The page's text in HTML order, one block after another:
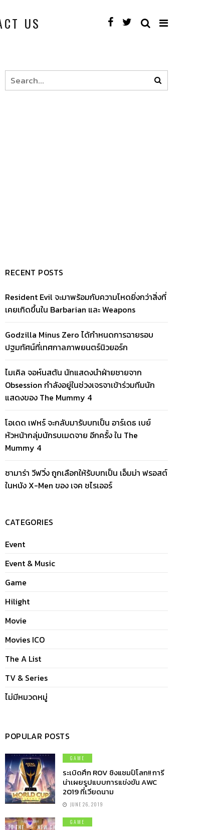
US
RECENT POSTS
Resident Evil จะมาพร้อมกับความโหดยิ่งกว่าสิ่งที่
เคยเกิดขึ้นใน Barbarian และ Weapons
Godzilla Minus Zero ได้กำหนดการฉายรอบ
ปฐมทัศน์ที่เทศกาลภาพยนตร์นิวยอร์ก
ไมเคิล จอห์นสตัน นักแสดงนำฝ่ายชายจาก
Obsession กำลังอยู่ในช่วงเจรจาเข้าร่วมทีมนัก
แสดงของ The Mummy 4
โอเดด เฟหร์ จะกลับมารับบทเป็น อาร์เดธ เบย์
หัวหน้ากลุ่มนักรบเมดจาย อีกครั้ง ใน The
Mummy 4
ซามาร่า วีฟวิ่ง ถูกเลือกให้รับบทเป็น เอ็มม่า ฟรอสต์
ในหนัง X-Men ของ เจค ชไรเออร์
CATEGORIES
Event
Event & Music
Game
Hilight
Movie
Movies ICO
The A List
TV & Series
ไม่มีหมวดหมู่
POPULAR POSTS
GAME
ระเบิดศึก ROV ชิงแชมป์โลก!! การี
น่าเผยรูปแบบการแข่งขัน AWC
2019 ที่เวียดนาม
JUNE 26, 2019
GAME